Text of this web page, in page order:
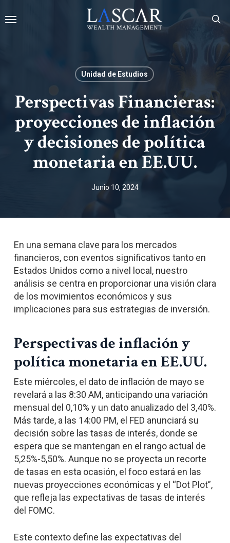
main
Unidad de Estudios
Perspectivas Financieras:
proyecciones de inflación
y decisiones de política
monetaria en EE.UU.
Junio 10, 2024
En una semana clave para los mercados
financieros, con eventos significativos tanto en
Estados Unidos como a nivel local, nuestro
análisis se centra en proporcionar una visión clara
de los movimientos económicos y sus
implicaciones para sus estrategias de inversión.
Perspectivas de inflación y
política monetaria en EE.UU.
Este miércoles, el dato de inflación de mayo se
revelará a las 8:30 AM, anticipando una variación
mensual del 0,10% y un dato anualizado del 3,40%.
Más tarde, a las 14:00 PM, el FED anunciará su
decisión sobre las tasas de interés, donde se
espera que se mantengan en el rango actual de
5,25%-5,50%. Aunque no se proyecta un recorte
de tasas en esta ocasión, el foco estará en las
nuevas proyecciones económicas y el “Dot Plot”,
que refleja las expectativas de tasas de interés
del FOMC.
Este contexto define las expectativas del